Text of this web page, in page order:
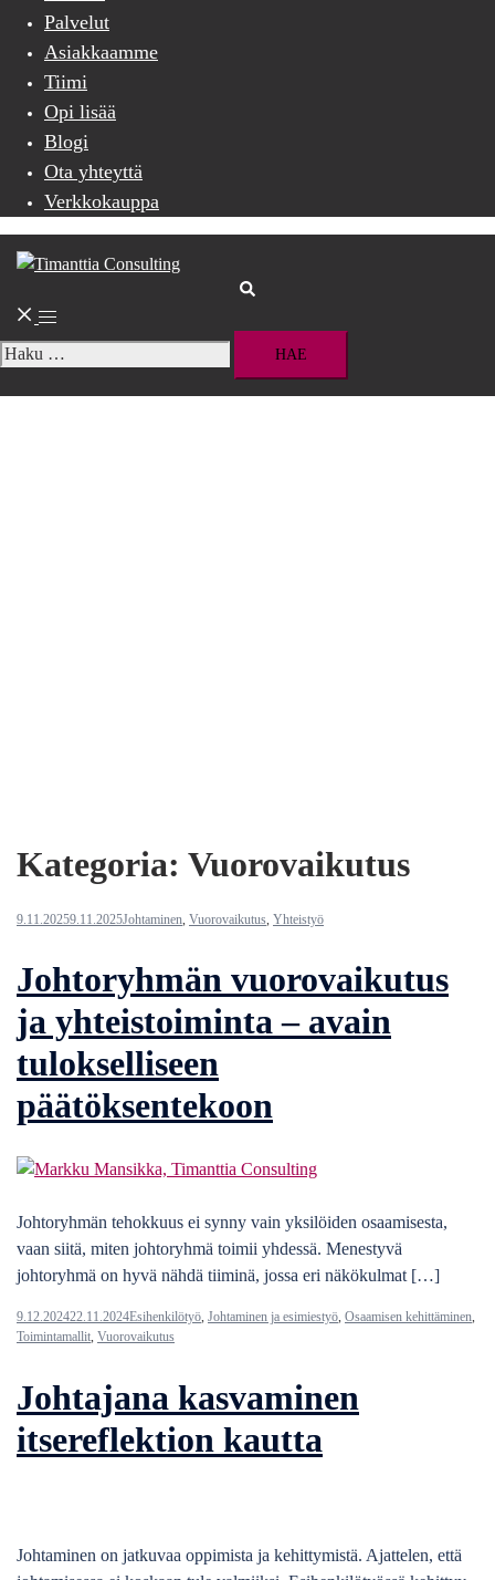
Palvelut
Asiakkaamme
Tiimi
Opi lisää
Blogi
Ota yhteyttä
Verkkokauppa
Toggle
menu
Haku:
Kategoria: Vuorovaikutus
9.11.20259.11.2025Johtaminen, Vuorovaikutus, Yhteistyö
Johtoryhmän vuorovaikutus
ja yhteistoiminta – avain
tulokselliseen
päätöksentekoon
Johtoryhmän tehokkuus ei synny vain yksilöiden osaamisesta,
vaan siitä, miten johtoryhmä toimii yhdessä. Menestyvä
johtoryhmä on hyvä nähdä tiiminä, jossa eri näkökulmat […]
9.12.202422.11.2024Esihenkilötyö, Johtaminen ja esimiestyö, Osaamisen kehittäminen,
Toimintamallit, Vuorovaikutus
Johtajana kasvaminen
itsereflektion kautta
Johtaminen on jatkuvaa oppimista ja kehittymistä. Ajattelen, että